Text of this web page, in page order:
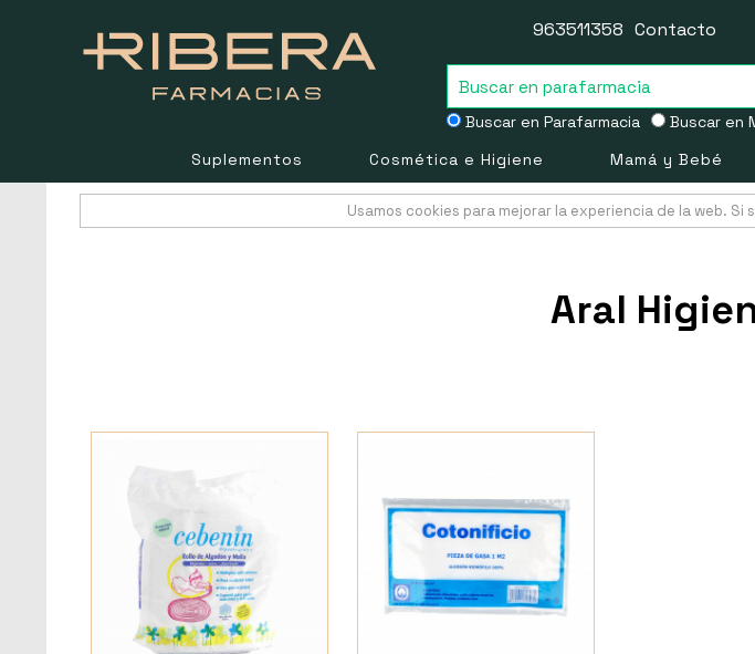
Buscar en Parafarmacia Buscar en
963511358 Contacto
Suplementos Cosmética e Higiene Mamá y Bebé
Usamos cookies para mejorar la experiencia de la web.
Aral